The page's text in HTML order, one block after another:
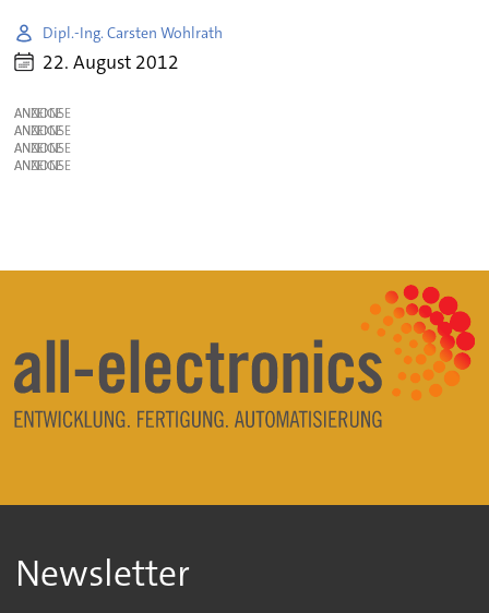
Dipl.-Ing. Carsten Wohlrath
22. August 2012
ANZEIGE
ANZEIGE
ANZEIGE
ANZEIGE
Newsletter